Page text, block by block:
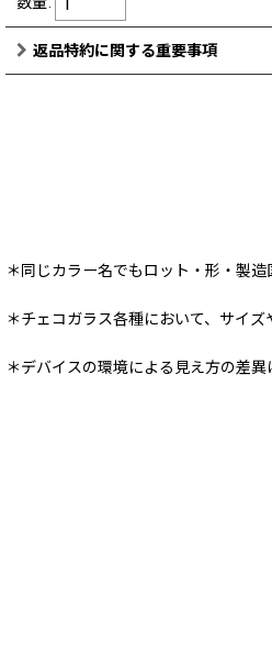
返品特約に関する重要事項
＊同じカラー名でもロット・形・製
＊チェコガラス各種において、サイ
＊デバイスの環境による見え方の差異